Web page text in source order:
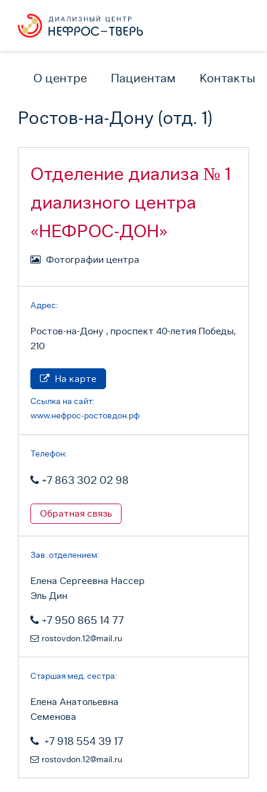
О центре Пациентам Контакты
Ростов-на-Дону (отд. 1)
Отделение диализа № 1
диализного центра
«НЕФРОС-ДОН»
Фотографии центра
Адрес:
Ростов-на-Дону , проспект 40-летия Победы,
210
На карте
Ссылка на сайт:
www.нефрос-ростовдон.рф
Телефон:
+7 863 302 02 98
Обратная связь
Зав. отделением:
Елена Сергеевна Нассер
Эль Дин
+7 950 865 14 77
rostovdon.12@mail.ru
Старшая мед. сестра:
Елена Анатольевна
Семенова
+7 918 554 39 17
rostovdon.12@mail.ru